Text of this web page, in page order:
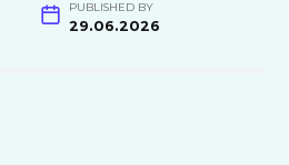
PUBLISHED BY
29.06.2026